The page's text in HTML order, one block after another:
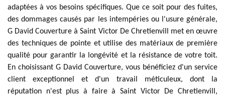
adaptées à vos besoins spécifiques. Que ce soit pour des fuites,
des dommages causés par les intempéries ou l'usure générale,
G David Couverture à Saint Victor De Chretienvill met en œuvre
des techniques de pointe et utilise des matériaux de première
qualité pour garantir la longévité et la résistance de votre toit.
En choisissant G David Couverture, vous bénéficiez d'un service
client exceptionnel et d'un travail méticuleux, dont la
réputation n'est plus à faire à Saint Victor De Chretienvill,